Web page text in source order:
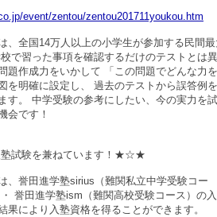
event/zentou/zentou201711youkou.htm
、全国14万人以上の小学生が参加する民間
で習った事項を確認するだけのテストとは
題作成力をいかして 「この問題でどんな力
を明確に設定し、 過去のテストから誤答例
す。 中学受験の参考にしたい、今の実力を
会です！
試験を兼ねています！★☆★
、誉田進学塾sirius（難関私立中学受験コー
誉田進学塾ism（難関高校受験コース）の
果により入塾資格を得ることができます。